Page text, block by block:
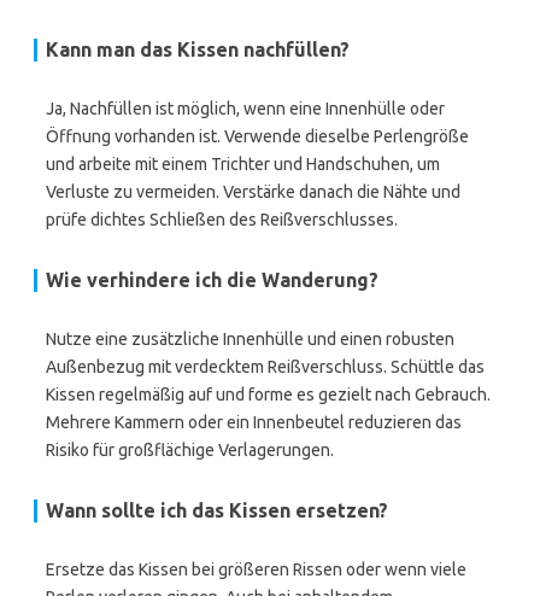
Kann man das Kissen nachfüllen?
Ja, Nachfüllen ist möglich, wenn eine Innenhülle oder
Öffnung vorhanden ist. Verwende dieselbe Perlengröße
und arbeite mit einem Trichter und Handschuhen, um
Verluste zu vermeiden. Verstärke danach die Nähte und
prüfe dichtes Schließen des Reißverschlusses.
Wie verhindere ich die Wanderung?
Nutze eine zusätzliche Innenhülle und einen robusten
Außenbezug mit verdecktem Reißverschluss. Schüttle das
Kissen regelmäßig auf und forme es gezielt nach Gebrauch.
Mehrere Kammern oder ein Innenbeutel reduzieren das
Risiko für großflächige Verlagerungen.
Wann sollte ich das Kissen ersetzen?
Ersetze das Kissen bei größeren Rissen oder wenn viele